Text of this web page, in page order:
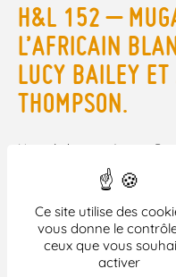
Ce site utilise des
vous donne le
ceux que vous
activer
H&L 152 –
L’AFRICAIN
LUCY BAILEY
THOMPSON.
Note de lecture, 1 page.
– Mugabe et l’Africain
Andrew Thompson.
Si certains liens vers des
brisés dans cet
article, veuillez cliquer ci-